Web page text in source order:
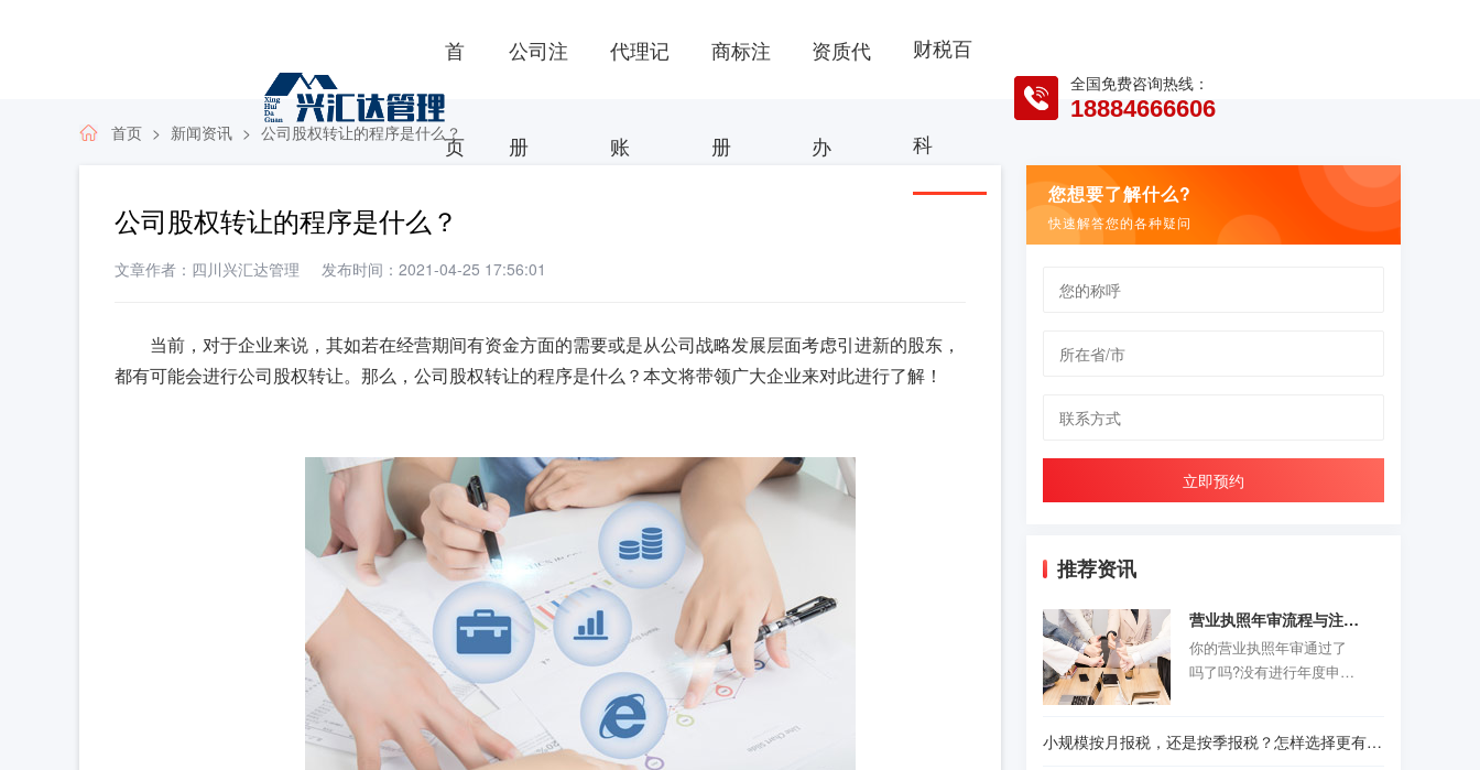
首
页
公司注
册
代理记
账
商标注
册
资质代
办
财税百
科
全国免费咨询热线：
18884666606
首页 新闻资讯 公司股权转让的程序是什么？
公司股权转让的程序是什么？
文章作者：四川兴汇达管理 发布时间：2021-04-25 17:56:01
当前，对于企业来说，其如若在经营期间有资金方面的需要或是从公司战略发展层面考虑引进新的股东，
都有可能会进行公司股权转让。那么，公司股权转让的程序是什么？本文将带领广大企业来对此进行了解！
您想要了解什么?
快速解答您的各种疑问
立即预约
推荐资讯
营业执照年审流程与注意事项
你的营业执照年审通过了
吗了吗?没有进行年度申报
取消，改为企业年度报告
小规模按月报税，还是按季报税？怎样选择更有利？